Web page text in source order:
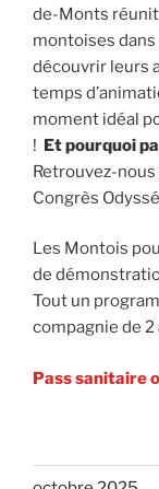
de-Monts réunit
montoises dans
découvrir leurs
temps
moment idéal
! Et pourquoi
Retrouvez-
Congrès
Les Montois
de
Tout un
compagnie de
Pass sanitaire